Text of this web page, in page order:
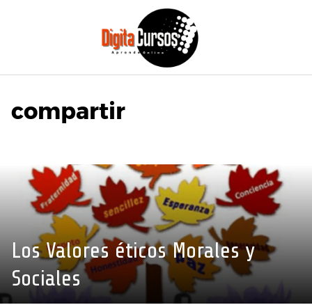
compartir
Los Valores éticos Morales y
Sociales